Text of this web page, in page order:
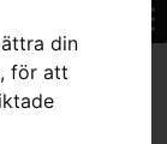
din
för att